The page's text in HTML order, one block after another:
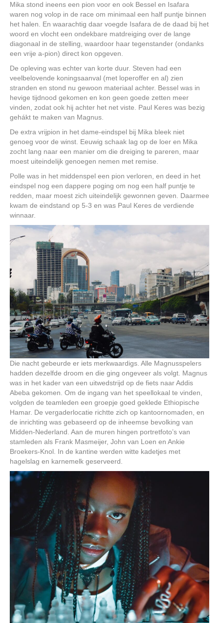
Mika stond ineens een pion voor en ook Bessel en Isafara
waren nog volop in de race om minimaal een half puntje binnen
het halen. En waarachtig daar voegde Isafara de de daad bij het
woord en vlocht een ondekbare matdreiging over de lange
diagonaal in de stelling, waardoor haar tegenstander (ondanks
een vrije a-pion) direct kon opgeven.
De opleving was echter van korte duur. Steven had een
veelbelovende koningsaanval (met loperoffer en al) zien
stranden en stond nu gewoon materiaal achter. Bessel was in
hevige tijdnood gekomen en kon geen goede zetten meer
vinden, zodat ook hij achter het net viste. Paul Keres was bezig
gehákt te maken van Magnus.
De extra vrijpion in het dame-eindspel bij Mika bleek niet
genoeg voor de winst. Eeuwig schaak lag op de loer en Mika
zocht lang naar een manier om die dreiging te pareren, maar
moest uiteindelijk genoegen nemen met remise.
Polle was in het middenspel een pion verloren, en deed in het
eindspel nog een dappere poging om nog een half puntje te
redden, maar moest zich uiteindelijk gewonnen geven. Daarmee
kwam de eindstand op 5-3 en was Paul Keres de verdiende
winnaar.
Die nacht gebeurde er iets merkwaardigs. Alle Magnusspelers
hadden dezelfde droom en die ging ongeveer als volgt. Magnus
was in het kader van een uitwedstrijd op de fiets naar Addis
Abeba gekomen. Om de ingang van het speellokaal te vinden,
volgden de teamleden een groepje goed geklede Ethiopische
Hamar. De vergaderlocatie richtte zich op kantoornomaden, en
de inrichting was gebaseerd op de inheemse bevolking van
Midden-Nederland. Aan de muren hingen portretfoto’s van
stamleden als Frank Masmeijer, John van Loen en Ankie
Broekers-Knol. In de kantine werden witte kadetjes met
hagelslag en karnemelk geserveerd.